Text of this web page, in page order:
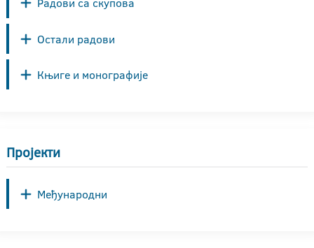
Остали радови
Књиге и монографије
Пројекти
Међународни